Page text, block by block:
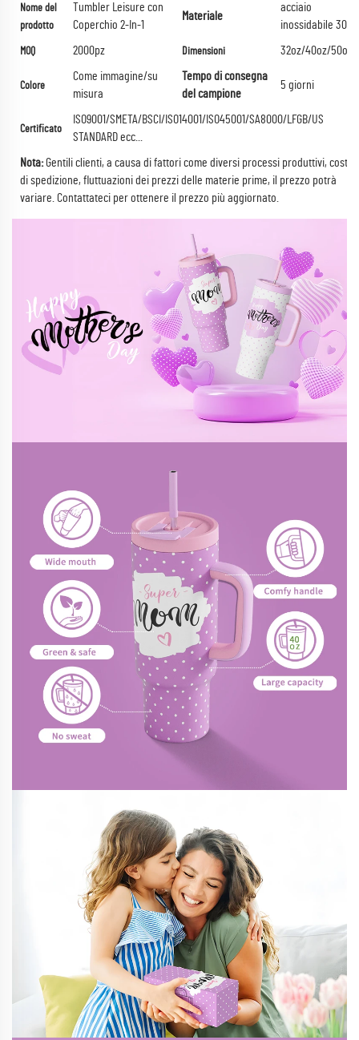
Nome del
prodotto
Tumbler Leisure con
Coperchio 2-In-1
Materiale
acciaio
inossidabile 304
MOQ 2000pz Dimensioni 32oz/40oz/50oz
Colore
Come immagine/su
misura
Tempo di consegna
del campione
5 giorni
Certificato
ISO9001/SMETA/BSCI/ISO14001/ISO45001/SA8000/LFGB/US
STANDARD ecc...
Nota:Gentili clienti, a causa di fattori come diversi processi produttivi, costi
di spedizione, fluttuazioni dei prezzi delle materie prime, il prezzo potrà
variare. Contattateci per ottenere il prezzo più aggiornato.